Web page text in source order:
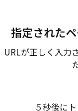
指定された
URLが正しく入力
５秒後に